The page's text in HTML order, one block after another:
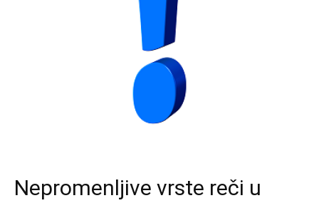
Nepromenljive vrste reči u